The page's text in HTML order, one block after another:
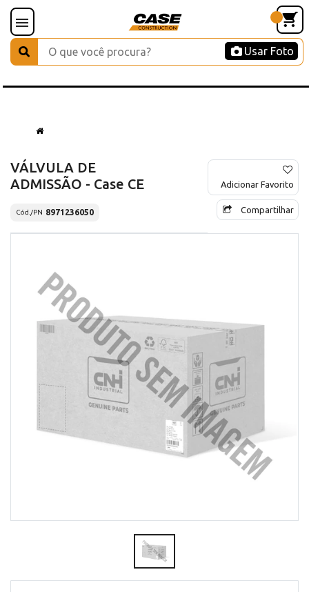
Usar Foto
VÁLVULA DE
ADMISSÃO - Case CE
Cód./PN 8971236050
Adicionar Favorito
Compartilhar